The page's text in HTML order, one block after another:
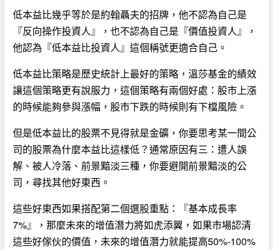
低本益比幾乎等於是約翰聶夫的招牌，他不認為自己是
『反向操作投資人』，也不認為自己是『價值投資人』，
他認為『低本益比投資人』這個稱號更適合自己。
低本益比策略是歷史統計上最好的策略，溫莎基金的績效
讓這個策略更有說服力，這個策略有兩個好處：股市上漲
的時候能夠參與漲幅，股市下跌的時候則有下檔風險。
但是低本益比的股票不見得就是金礦，你要思考某一間公
司的股票為什麼本益比這樣低？通常原因有三：遭人誤
解、被人冷落、前景黯淡三種，你要避開前景黯淡的公
司，尋找其他好東西。
這些好東西如果搭配第二個選股重點：『基本成長率
7%』，那麼未來的增值潛力將如虎添翼，如果市場認清
這些好傢伙的價值，未來的增值潛力就能提高50%-100%